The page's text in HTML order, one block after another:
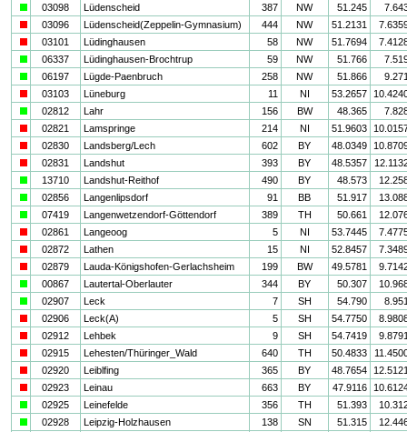
03098 Lüdenscheid 387 NW 51.245
03096 Lüdenscheid(Zeppelin-Gymnasium) 444 NW 51.2131
03101 Lüdinghausen 58 NW 51.7694
06337 Lüdinghausen-Brochtrup 59 NW 51.766
06197 Lügde-Paenbruch 258 NW 51.866
03103 Lüneburg 11 NI 53.2657
02812 Lahr 156 BW 48.365
02821 Lamspringe 214 NI 51.9603
02830 Landsberg/Lech 602 BY 48.0349
02831 Landshut 393 BY 48.5357
13710 Landshut-Reithof 490 BY 48.573
02856 Langenlipsdorf 91 BB 51.917
07419 Langenwetzendorf-Göttendorf 389 TH 50.661
02861 Langeoog 5 NI 53.7445
02872 Lathen 15 NI 52.8457
02879 Lauda-Königshofen-Gerlachsheim 199 BW 49.5781
00867 Lautertal-Oberlauter 344 BY 50.307
02907 Leck 7 SH 54.790
02906 Leck(A) 5 SH 54.7750
02912 Lehbek 9 SH 54.7419
02915 Lehesten/Thüringer_Wald 640 TH 50.4833
02920 Leiblfing 365 BY 48.7654
02923 Leinau 663 BY 47.9116
02925 Leinefelde 356 TH 51.393
02928 Leipzig-Holzhausen 138 SN 51.315